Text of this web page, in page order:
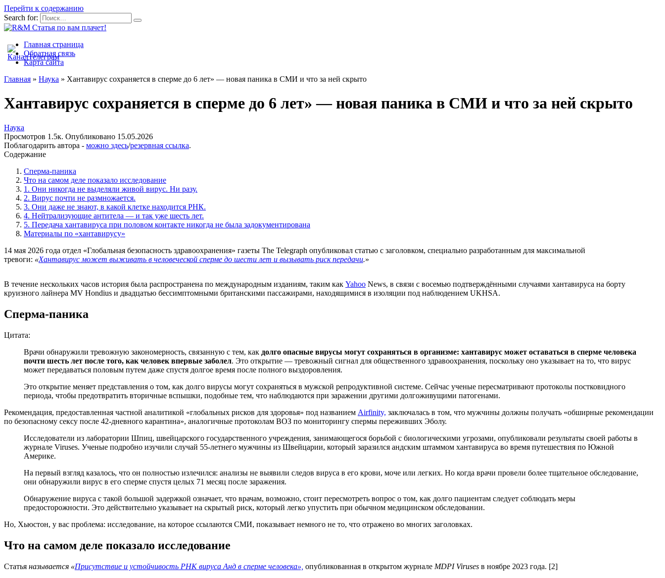
Перейти к содержанию
Search for:
Главная страница
Обратная связь
Карта сайта
Главная » Наука » Хантавирус сохраняется в сперме до 6 лет» — новая паника в СМИ и что за ней скрыто
Хантавирус сохраняется в сперме до 6 лет» — новая паника в СМИ и что за ней скрыто
Наука
Просмотров 1.5к. Опубликовано 15.05.2026
Поблагодарить автора - можно здесь/резервная ссылка.
Содержание
Сперма-паника
Что на самом деле показало исследование
1. Они никогда не выделяли живой вирус. Ни разу.
2. Вирус почти не размножается.
3. Они даже не знают, в какой клетке находится РНК.
4. Нейтрализующие антитела — и так уже шесть лет.
5. Передача хантавируса при половом контакте никогда не была задокументирована
Материалы по «хантавирусу»
14 мая 2026 года отдел «Глобальная безопасность здравоохранения» газеты The Telegraph опубликовал статью с заголовком, специально разработанным для максимальной
тревоги: «Хантавирус может выживать в человеческой сперме до шести лет и вызывать риск передачи.»
В течение нескольких часов история была распространена по международным изданиям, таким как Yahoo News, в связи с восемью подтверждёнными случаями хантавируса на борту
круизного лайнера MV Hondius и двадцатью бессимптомными британскими пассажирами, находящимися в изоляции под наблюдением UKHSA.
Сперма-паника
Цитата:
Врачи обнаружили тревожную закономерность, связанную с тем, как долго опасные вирусы могут сохраняться в организме: хантавирус может оставаться в сперме человека
почти шесть лет после того, как человек впервые заболел. Это открытие — тревожный сигнал для общественного здравоохранения, поскольку оно указывает на то, что вирус
может передаваться половым путем даже спустя долгое время после полного выздоровления.
Это открытие меняет представления о том, как долго вирусы могут сохраняться в мужской репродуктивной системе. Сейчас ученые пересматривают протоколы постковидного
периода, чтобы предотвратить вторичные вспышки, подобные тем, что наблюдаются при заражении другими долгоживущими патогенами.
Рекомендация, предоставленная частной аналитикой «глобальных рисков для здоровья» под названием Airfinity, заключалась в том, что мужчины должны получать «обширные рекомендации
по безопасному сексу после 42-дневного карантина», аналогичные протоколам ВОЗ по мониторингу спермы переживших Эболу.
Исследователи из лаборатории Шпиц, швейцарского государственного учреждения, занимающегося борьбой с биологическими угрозами, опубликовали результаты своей работы в
журнале Viruses. Ученые подробно изучили случай 55-летнего мужчины из Швейцарии, который заразился андским штаммом хантавируса во время путешествия по Южной
Америке.
На первый взгляд казалось, что он полностью излечился: анализы не выявили следов вируса в его крови, моче или легких. Но когда врачи провели более тщательное обследование,
они обнаружили вирус в его сперме спустя целых 71 месяц после заражения.
Обнаружение вируса с такой большой задержкой означает, что врачам, возможно, стоит пересмотреть вопрос о том, как долго пациентам следует соблюдать меры
предосторожности. Это действительно указывает на скрытый риск, который легко упустить при обычном медицинском обследовании.
Но, Хьюстон, у вас проблема: исследование, на которое ссылаются СМИ, показывает немного не то, что отражено во многих заголовках.
Что на самом деле показало исследование
Статья называется «Присутствие и устойчивость РНК вируса Анд в сперме человека», опубликованная в открытом журнале MDPI Viruses в ноябре 2023 года. [2]